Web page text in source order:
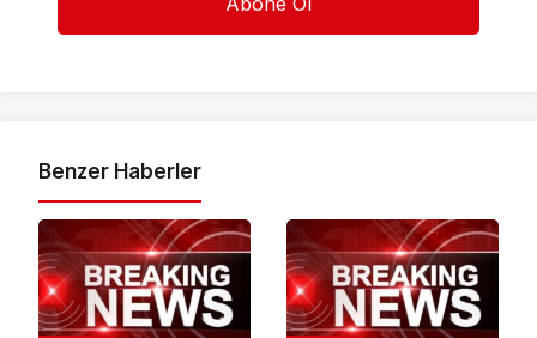
Benzer Haberler